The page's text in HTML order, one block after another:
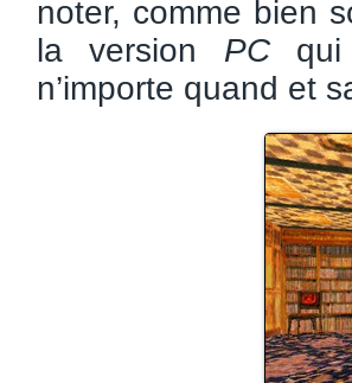
noter, comme bien
la version PCqui
n’importe quand et